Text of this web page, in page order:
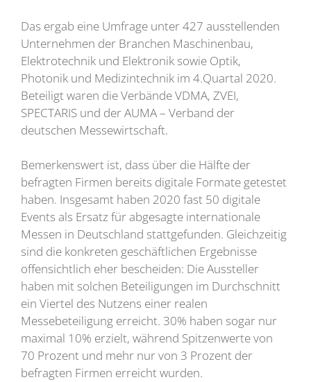
Das ergab eine Umfrage unter 427 ausstellenden
Unternehmen der Branchen Maschinenbau,
Elektrotechnik und Elektronik sowie Optik,
Photonik und Medizintechnik im 4.Quartal 2020.
Beteiligt waren die Verbände VDMA, ZVEI,
SPECTARIS und der AUMA – Verband der
deutschen Messewirtschaft.
Bemerkenswert ist, dass über die Hälfte der
befragten Firmen bereits digitale Formate getestet
haben. Insgesamt haben 2020 fast 50 digitale
Events als Ersatz für abgesagte internationale
Messen in Deutschland stattgefunden. Gleichzeitig
sind die konkreten geschäftlichen Ergebnisse
offensichtlich eher bescheiden: Die Aussteller
haben mit solchen Beteiligungen im Durchschnitt
ein Viertel des Nutzens einer realen
Messebeteiligung erreicht. 30% haben sogar nur
maximal 10% erzielt, während Spitzenwerte von
70 Prozent und mehr nur von 3 Prozent der
befragten Firmen erreicht wurden.